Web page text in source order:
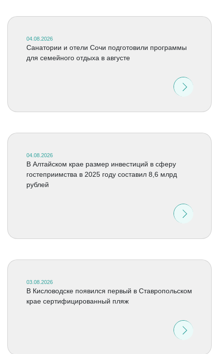
04.08.2026
Санатории и отели Сочи подготовили программы
для семейного отдыха в августе
04.08.2026
В Алтайском крае размер инвестиций в сферу
гостеприимства в 2025 году составил 8,6 млрд
рублей
03.08.2026
В Кисловодске появился первый в Ставропольском
крае сертифицированный пляж